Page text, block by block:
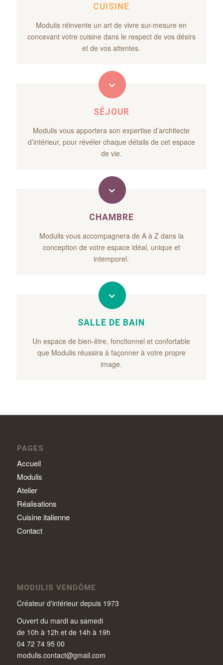
CUISINE
Modulis réinvente un art de vivre sur-mesure en
concevant votre cuisine dans le respect de vos désirs
et de vos attentes.
SÉJOUR
Modulis vous apportera son expertise d’architecte
d’intérieur, pour révéler chaque détails de cet espace
de vie.
CHAMBRE
Modulis vous accompagnera de A à Z dans la
conception de votre espace idéal, unique et
intemporel.
SALLE DE BAIN
Un espace de bien-être, fonctionnel et confortable
que Modulis réussira à façonner à votre propre
image.
PAGES
Accueil
Modulis
Atelier
Réalisations
Cuisine italienne
Contact
MODULIS VENDÔME
Créateur d'intérieur depuis 1973
Ouvert du mardi au samedi
de 10h à 12h et de 14h à 19h
04 72 74 95 00
modulis.contact@gmail.com